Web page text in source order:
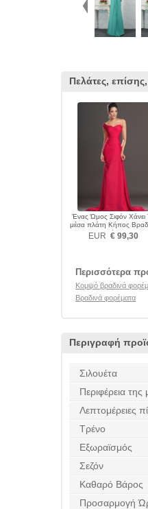
Πελάτες,
Ένας Ώμος Σιφόν Χάνει
μέσα πλάτη Κήπος
φορέματα
EUR € 99,30
Περισσότερα
Κομψό βραδινά
Βραδινά φορέματα
Περιγραφή
Σιλουέτα
Περιφέρεια της
Λεπτομέρειες
Τρένο
Εξωραϊσμός
Σεζόν
Καθαρό Βάρος
Προσαρμογή